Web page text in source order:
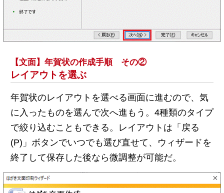
【文面】年賀状の作成手順 その②
レイアウトを選ぶ
年賀状のレイアウトを選べる画面に進むので、気
に入ったものを選んで次へ進もう。4種類のタイプ
で絞り込むこともできる。レイアウトは「戻る
(P)」ボタンでいつでも選び直せて、ウィザードを
終了して保存した後なら微調整が可能だ。